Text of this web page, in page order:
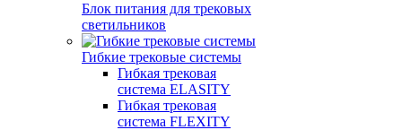
Блок питания для трековых
светильников
Гибкие трековые системы
Гибкая трековая
система ELASITY
Гибкая трековая
система FLEXITY